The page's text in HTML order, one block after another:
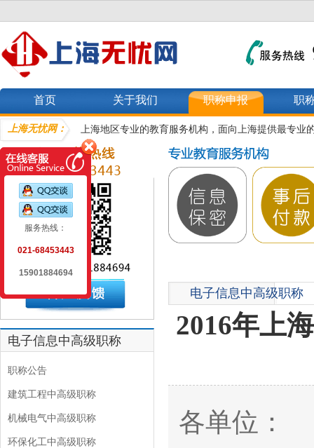
首页 关于我们 职称申报 职
上海无忧网： 上海地区专业的教育服务机构，面向上海提供最专业
电子信息中高级职称
职称公告
建筑工程中高级职称
机械电气中高级职称
环保化工中高级职称
电子信息中高级职称
2016年上
各单位：
服务热线：
021-68453443
15901884694